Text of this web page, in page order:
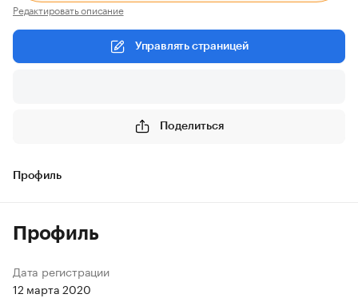
Редактировать описание
Управлять страницей
Поделиться
Профиль
Профиль
Дата регистрации
12 марта 2020